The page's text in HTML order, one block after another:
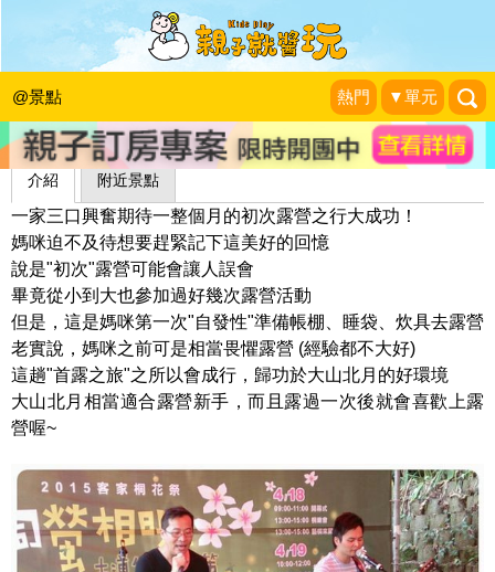
@景點 熱門 ▼單元
新手露營的完美營地～新竹大山北月
媽咪♥爸比♥小毛 一家三口最重要的小事 2014-11-23
介紹 附近景點
一家三口興奮期待一整個月的初次露營之行大成功！
媽咪迫不及待想要趕緊記下這美好的回憶
說是"初次"露營可能會讓人誤會
畢竟從小到大也參加過好幾次露營活動
但是，這是媽咪第一次"自發性"準備帳棚、睡袋、炊具去露營
老實說，媽咪之前可是相當畏懼露營 (經驗都不大好)
這趟"首露之旅"之所以會成行，歸功於大山北月的好環境
大山北月相當適合露營新手，而且露過一次後就會喜歡上露
營喔~